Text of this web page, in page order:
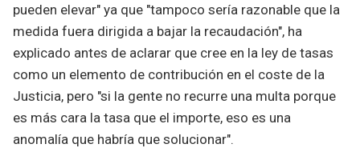
pueden elevar" ya que "tampoco sería razonable que la
medida fuera dirigida a bajar la recaudación", ha
explicado antes de aclarar que cree en la ley de tasas
como un elemento de contribución en el coste de la
Justicia, pero "si la gente no recurre una multa porque
es más cara la tasa que el importe, eso es una
anomalía que habría que solucionar".